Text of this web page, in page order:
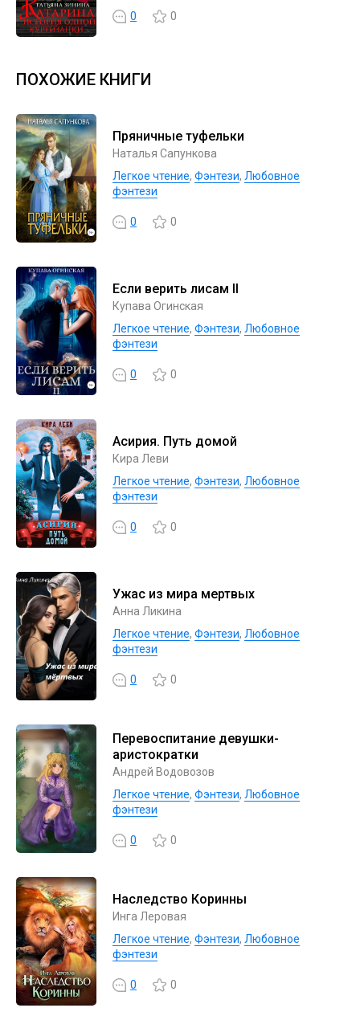
0 0
ПОХОЖИЕ КНИГИ
Пряничные туфельки
Наталья Сапункова
Легкое чтение, Фэнтези, Любовное
фэнтези
0 0
Если верить лисам II
Купава Огинская
Легкое чтение, Фэнтези, Любовное
фэнтези
0 0
Асирия. Путь домой
Кира Леви
Легкое чтение, Фэнтези, Любовное
фэнтези
0 0
Ужас из мира мертвых
Анна Ликина
Легкое чтение, Фэнтези, Любовное
фэнтези
0 0
Перевоспитание девушки-
аристократки
Андрей Водовозов
Легкое чтение, Фэнтези, Любовное
фэнтези
0 0
Наследство Коринны
Инга Леровая
Легкое чтение, Фэнтези, Любовное
фэнтези
0 0